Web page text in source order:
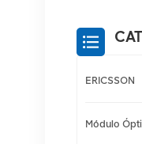
ERICSSON
Módulo